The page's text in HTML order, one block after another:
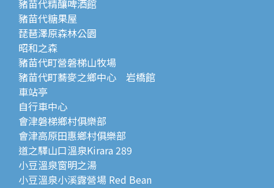
豬苗代精釀啤酒館
豬苗代糖果屋
琵琶澤原森林公園
昭和之森
豬苗代町營磐梯山牧場
豬苗代町蕎麥之鄉中心 岩橋館
車站亭
自行車中心
會津磐梯鄉村俱樂部
會津高原田惠鄉村俱樂部
道之驛山口溫泉Kirara 289
小豆溫泉窗明之湯
小豆溫泉小溪露營場 Red Bean